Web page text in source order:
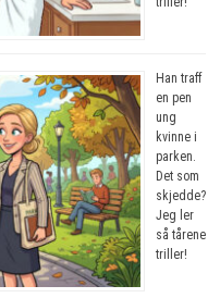
Han traff
en pen
ung
kvinne i
parken.
Det som
skjedde?
Jeg ler
så tårene
triller!